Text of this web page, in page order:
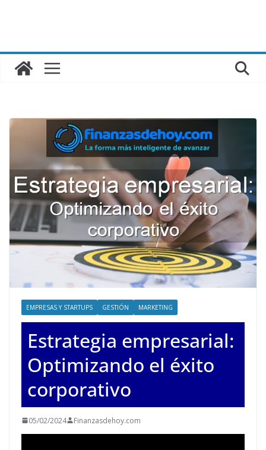
EMPRESAS Y STARTUPS GESTIÓN MARKETING
Estrategia empresarial:
Optimizando el éxito
corporativo
05/02/2024 Finanzasdehoy.com